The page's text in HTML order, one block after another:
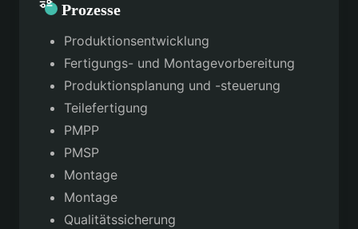
Prozesse
Produktionsentwicklung
Fertigungs- und Montagevorbereitung
Produktionsplanung und -steuerung
Teilefertigung
PMPP
PMSP
Montage
Montage
Qualitätssicherung